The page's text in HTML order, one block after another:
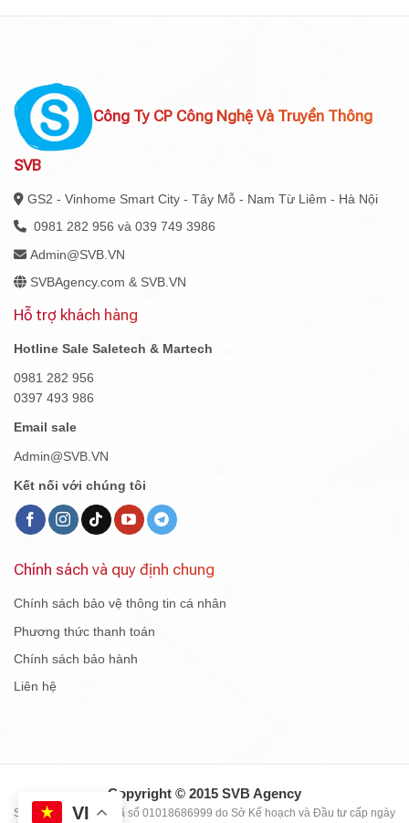
Công Ty CP Công Nghệ Và Truyền Thông
SVB
GS2 - Vinhome Smart City - Tây Mỗ - Nam Từ Liêm - Hà Nội
0981 282 956 và 039 749 3986
Admin@SVB.VN
SVBAgency.com & SVB.VN
Hỗ trợ khách hàng
Hotline Sale Saletech & Martech
0981 282 956
0397 493 986
Email sale
Admin@SVB.VN
Kết nối với chúng tôi
Chính sách và quy định chung
Chính sách bảo vệ thông tin cá nhân
Phương thức thanh toán
Chính sách bảo hành
Liên hệ
Copyright © 2015 SVB Agency
Số Giấy CN ĐKDN mã số 01018686999 do Sở Kế hoạch và Đầu tư cấp ngày
VI